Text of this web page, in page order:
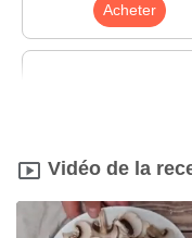
Acheter
Acheter
Vidéo de la